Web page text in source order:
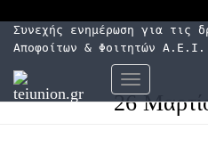
Συνεχής ενημέρωση για τις
Αποφοίτων & Φοιτητών
Εναλλαγή
πλοήγησης
26